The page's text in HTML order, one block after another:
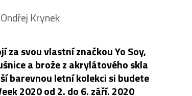
Ondřej Krynek
za svou vlastní značkou Yo Soy,
a brože z akrylátového skla
barevnou letní kolekci si budete
2020 od 2. do 6. září. 2020